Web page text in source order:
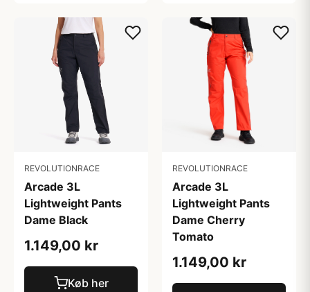
REVOLUTIONRACE
Arcade 3L
Lightweight Pants
Dame Black
1.149,00 kr
Køb her
REVOLUTIONRACE
Arcade 3L
Lightweight Pants
Dame Cherry
Tomato
1.149,00 kr